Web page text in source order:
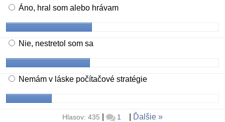
Áno, hral som alebo hrávam
Nie, nestretol som sa
Nemám v láske počítačové stratégie
Hlasov: 435 1 Ďalšie